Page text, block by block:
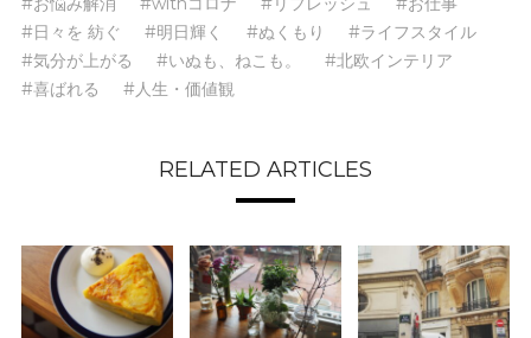
#日々を 紡ぐ
#明日輝く #ぬくもり
#ライフスタイル
#気分が上がる
#いぬも、ねこも。
#北欧インテリア
#喜ばれる
#人生・価値観
RELATED ARTICLES